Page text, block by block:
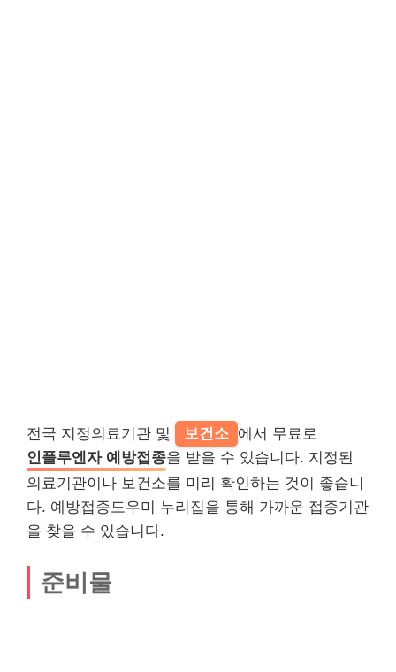
전국 지정의료기관 및 보건소 에서 무료로
인플루엔자 예방접종을 받을 수 있습니다. 지정된
의료기관이나 보건소를 미리 확인하는 것이 좋습니
다. 예방접종도우미 누리집을 통해 가까운 접종기관
을 찾을 수 있습니다.
준비물